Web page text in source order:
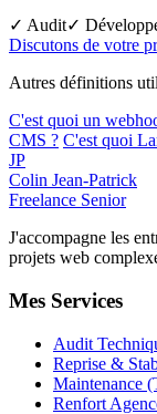
✓ Audit✓
Discutons de votre
Autres définitions
C'est quoi un
CMS ? C'est quoi
JP
Colin Jean-Patrick
Freelance Senior
J'accompagne les
projets web
Mes Services
Audit
Reprise &
Maintenance
Renfort